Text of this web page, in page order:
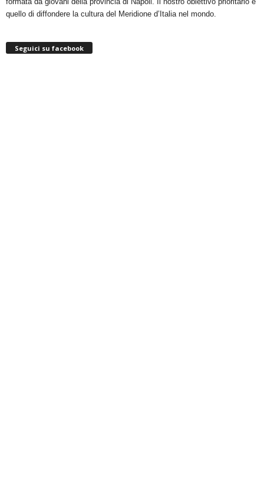
quello di diffondere la cultura del Meridione d’Italia nel mondo.
Seguici su facebook